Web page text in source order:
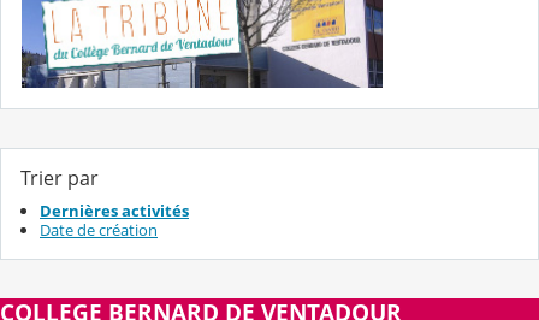
Trier par
Dernières activités
Date de création
COLLEGE BERNARD DE VENTADOUR